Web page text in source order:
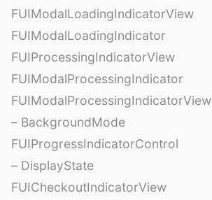
FUIModalLoadingIndicatorView
FUIModalLoadingIndicator
FUIProcessingIndicatorView
FUIModalProcessingIndicator
FUIModalProcessingIndicatorView
– BackgroundMode
FUIProgressIndicatorControl
– DisplayState
FUICheckoutIndicatorView